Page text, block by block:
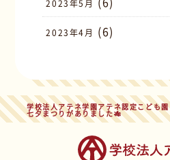
2023年5月
2023年4月 (6)
学校法人アテネ学園アテネ認定こども園
七夕まつりがありました🎋